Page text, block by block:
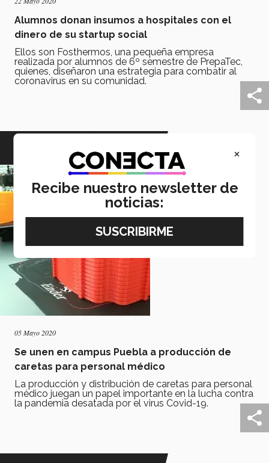
Alumnos donan insumos a hospitales con el
dinero de su startup social
Ellos son Fosthermos, una pequeña empresa
realizada por alumnos de 6º semestre de PrepaTec,
quienes, diseñaron una estrategia para combatir al
coronavirus en su comunidad.
05 Mayo 2020
Se unen en campus Puebla a producción de
caretas para personal médico
La producción y distribución de caretas para personal
médico juegan un papel importante en la lucha contra
la pandemia desatada por el virus Covid-19.
×
Recibe nuestro newsletter de
noticias: